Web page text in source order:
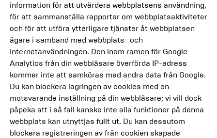
information för att utvärdera webbplatsens användning,
för att sammanställa rapporter om webbplatsaktiviteter
och för att utföra ytterligare tjänster åt webbplatsen
ägare i samband med webbplats- och
Internetanvändningen. Den inom ramen för Google
Analytics från din webbläsare överförda IP-adress
kommer inte att samköras med andra data från Google.
Du kan blockera lagringen av cookies med en
motsvarande inställning på din webbläsare; vi vill dock
påpeka att i så fall kanske inte alla funktioner på denna
webbplats kan utnyttjas fullt ut. Du kan dessutom
blockera registreringen av från cookien skapade